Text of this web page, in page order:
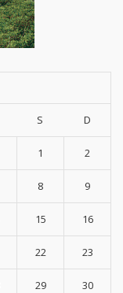
S D
1 2
8 9
15 16
22 23
29 30